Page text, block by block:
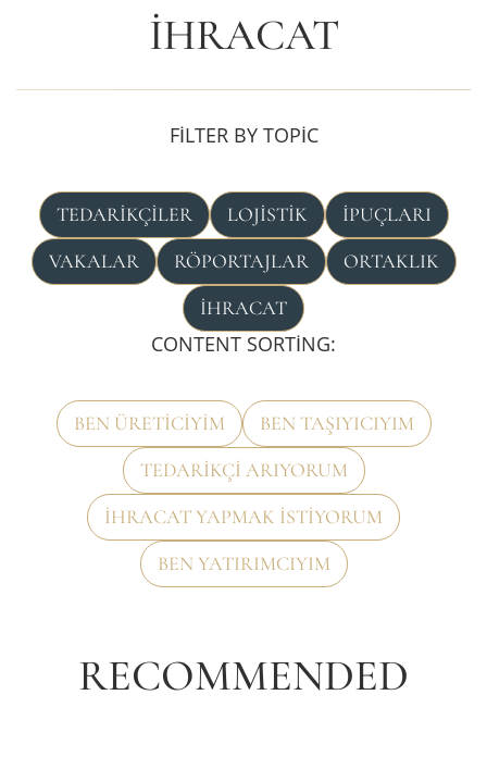
İHRACAT
FILTER BY TOPIC
TEDARIKÇILER LOJISTIK
İPUÇLARI
VAKALAR
RÖPORTAJLAR
ORTAKLIK
İHRACAT
CONTENT SORTING:
BEN ÜRETICIYIM
BEN TAŞIYICIYIM
TEDARIKÇI ARIYORUM
İHRACAT YAPMAK ISTIYORUM
BEN YATIRIMCIYIM
RECOMMENDED